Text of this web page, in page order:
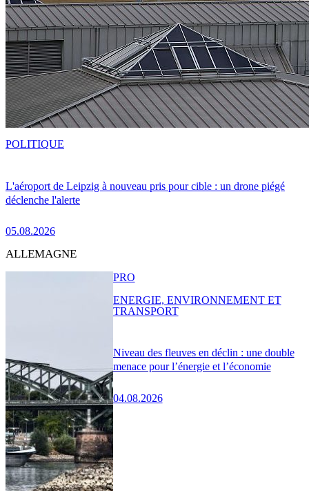
L'aéroport de Leipzig à nouveau pris pour cible : un drone piégé
déclenche l'alerte
05.08.2026
POLITIQUE
ALLEMAGNE
Niveau des fleuves en déclin : une double
menace pour l’énergie et l’économie
04.08.2026
PRO
ENERGIE, ENVIRONNEMENT ET
TRANSPORT